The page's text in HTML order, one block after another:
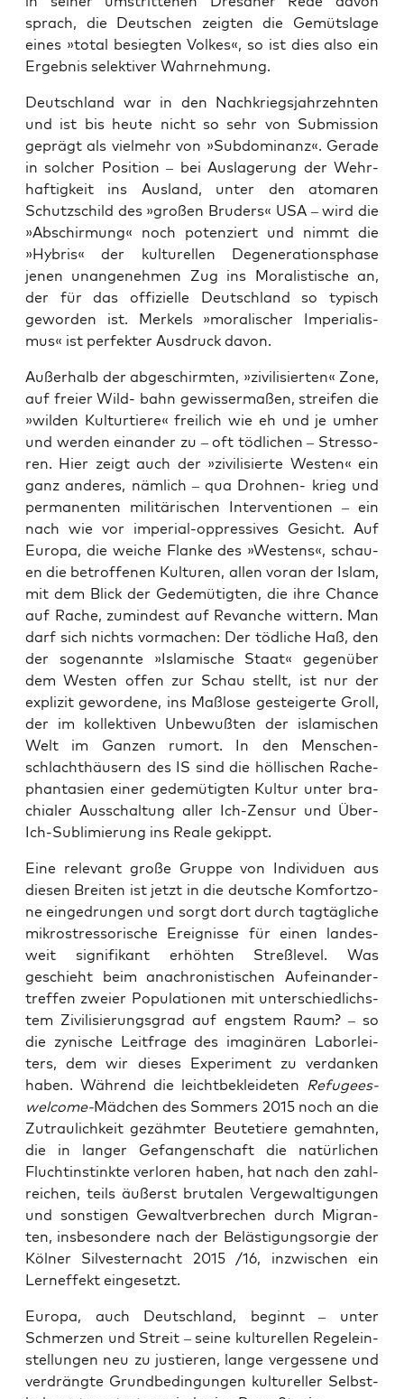
sprach, die Deut­schen zeig­ten die Gemüts­la­ge
eines »total besieg­ten Vol­kes«, so ist dies also ein
Ergeb­nis selek­ti­ver Wahrnehmung.
Deutsch­land war in den Nach­kriegs­jahr­zehn­ten
und ist bis heu­te nicht so sehr von Sub­mis­si­on
geprägt als viel­mehr von »Sub­do­mi­nanz«. Gera­de
in sol­cher Posi­ti­on – bei Aus­la­ge­rung der Wehr­
haf­tig­keit ins Aus­land, unter den ato­ma­ren
Schutz­schild des »gro­ßen Bru­ders« USA – wird die
»Abschir­mung« noch poten­ziert und nimmt die
»Hybris« der kul­tu­rel­len Dege­ne­ra­ti­ons­pha­se
jenen unan­ge­neh­men Zug ins Mora­lis­ti­sche an,
der für das offi­zi­el­le Deutsch­land so typisch
gewor­den ist. Mer­kels »mora­li­scher Impe­ria­lis­
mus« ist per­fek­ter Aus­druck davon.
Außer­halb der abge­schirm­ten, »zivi­li­sier­ten« Zone,
auf frei­er Wild- bahn gewis­ser­ma­ßen, strei­fen die
»wil­den Kul­tur­tie­re« frei­lich wie eh und je umher
und wer­den ein­an­der zu – oft töd­li­chen – Stres­so­
ren. Hier zeigt auch der »zivi­li­sier­te Wes­ten« ein
ganz ande­res, näm­lich – qua Droh­nen- krieg und
per­ma­nen­ten mili­tä­ri­schen Inter­ven­tio­nen – ein
nach wie vor impe­ri­al-oppres­si­ves Gesicht. Auf
Euro­pa, die wei­che Flan­ke des »Wes­tens«, schau­
en die betrof­fe­nen Kul­tu­ren, allen vor­an der Islam,
mit dem Blick der Gede­mü­tig­ten, die ihre Chan­ce
auf Rache, zumin­dest auf Revan­che wit­tern. Man
darf sich nichts vor­ma­chen: Der töd­li­che Haß, den
der soge­nann­te »Isla­mi­sche Staat« gegen­über
dem Wes­ten offen zur Schau stellt, ist nur der
expli­zit gewor­de­ne, ins Maß­lo­se gestei­ger­te Groll,
der im kol­lek­ti­ven Unbe­wuß­ten der isla­mi­schen
Welt im Gan­zen rumort. In den Men­schen­
schlacht­häu­sern des IS sind die höl­li­schen Rache­
phan­ta­sien einer gede­mü­tig­ten Kul­tur unter bra­
chia­ler Aus­schal­tung aller Ich-Zen­sur und Über-
Ich-Sub­li­mie­rung ins Rea­le gekippt.
Eine rele­vant gro­ße Grup­pe von Indi­vi­du­en aus
die­sen Brei­ten ist jetzt in die deut­sche Kom­fort­zo­
ne ein­ge­drun­gen und sorgt dort durch tag­täg­li­che
mikro­st­res­so­ri­sche Ereig­nis­se für einen lan­des­
weit signi­fi­kant erhöh­ten Streß­le­vel. Was
geschieht beim ana­chro­nis­ti­schen Auf­ein­an­der­
tref­fen zwei­er Popu­la­tio­nen mit unter­schied­lichs­
tem Zivi­li­sie­rungs­grad auf engs­tem Raum? – so
die zyni­sche Leit­fra­ge des ima­gi­nä­ren Labor­lei­
ters, dem wir die­ses Expe­ri­ment zu ver­dan­ken
haben. Wäh­rend die leicht­be­klei­de­ten Refu­gees-
wel­co­me-Mäd­chen des Som­mers 2015 noch an die
Zutrau­lich­keit gezähm­ter Beu­te­tie­re gemahn­ten,
die in lan­ger Gefan­gen­schaft die natür­li­chen
Flucht­in­stink­te ver­lo­ren haben, hat nach den zahl­
rei­chen, teils äußerst bru­ta­len Ver­ge­wal­ti­gun­gen
und sons­ti­gen Gewalt­ver­bre­chen durch Migran­
ten, ins­be­son­de­re nach der Beläs­ti­gungs­or­gie der
Köl­ner Sil­ves­ter­nacht 2015 /16, inzwi­schen ein
Lern­ef­fekt eingesetzt.
Euro­pa, auch Deutsch­land, beginnt – unter
Schmer­zen und Streit – sei­ne kul­tu­rel­len Regel­ein­
stel­lun­gen neu zu jus­tie­ren, lan­ge ver­ges­se­ne und
ver­dräng­te Grund­be­din­gun­gen kul­tu­rel­ler Selbst­